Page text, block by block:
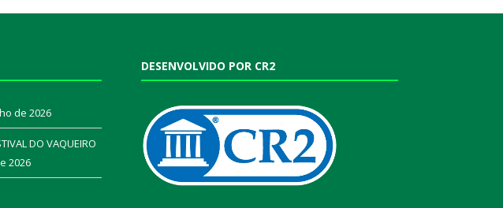
de 2026
DO VAQUEIRO
2026
DESENVOLVIDO POR CR2